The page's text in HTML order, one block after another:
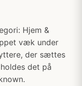
Hjem &
væk under
der sættes
det på